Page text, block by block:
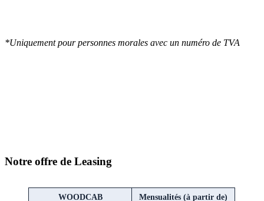
*Uniquement pour personnes morales avec un numéro de TVA
Notre offre de Leasing
WOODCAB Mensualités (à partir de)